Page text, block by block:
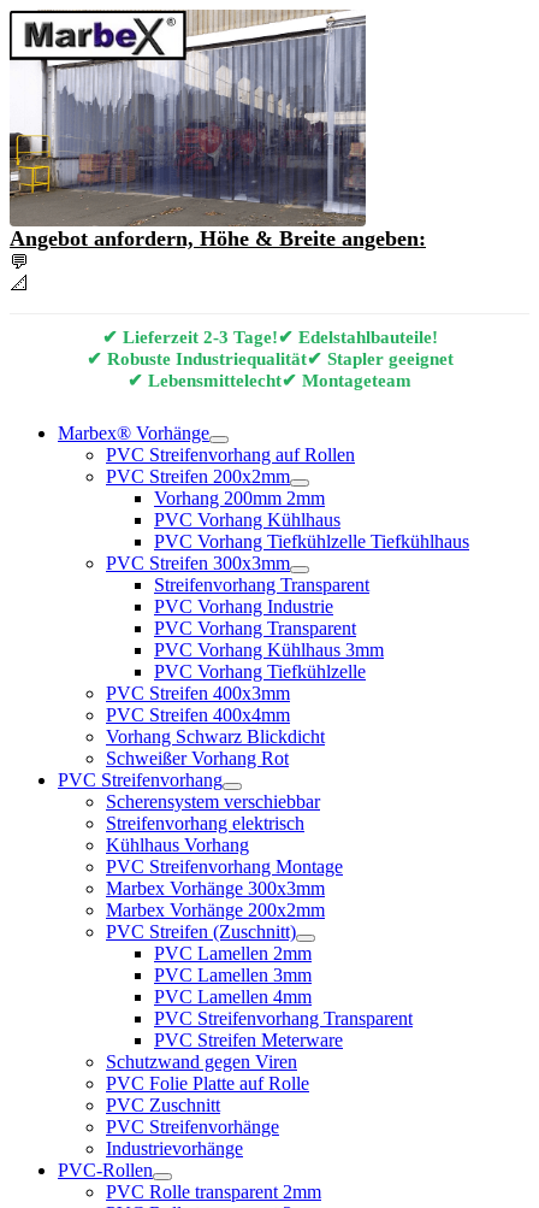
Angebot anfordern, Höhe & Breite angeben:
💬
📐
✔ Lieferzeit 2-3 Tage!✔ Edelstahlbauteile!
✔ Robuste Industriequalität✔ Stapler geeignet
✔ Lebensmittelecht✔ Montageteam
Marbex® Vorhänge
PVC Streifenvorhang auf Rollen
PVC Streifen 200x2mm
Vorhang 200mm 2mm
PVC Vorhang Kühlhaus
PVC Vorhang Tiefkühlzelle Tiefkühlhaus
PVC Streifen 300x3mm
Streifenvorhang Transparent
PVC Vorhang Industrie
PVC Vorhang Transparent
PVC Vorhang Kühlhaus 3mm
PVC Vorhang Tiefkühlzelle
PVC Streifen 400x3mm
PVC Streifen 400x4mm
Vorhang Schwarz Blickdicht
Schweißer Vorhang Rot
PVC Streifenvorhang
Scherensystem verschiebbar
Streifenvorhang elektrisch
Kühlhaus Vorhang
PVC Streifenvorhang Montage
Marbex Vorhänge 300x3mm
Marbex Vorhänge 200x2mm
PVC Streifen (Zuschnitt)
PVC Lamellen 2mm
PVC Lamellen 3mm
PVC Lamellen 4mm
PVC Streifenvorhang Transparent
PVC Streifen Meterware
Schutzwand gegen Viren
PVC Folie Platte auf Rolle
PVC Zuschnitt
PVC Streifenvorhänge
Industrievorhänge
PVC-Rollen
PVC Rolle transparent 2mm